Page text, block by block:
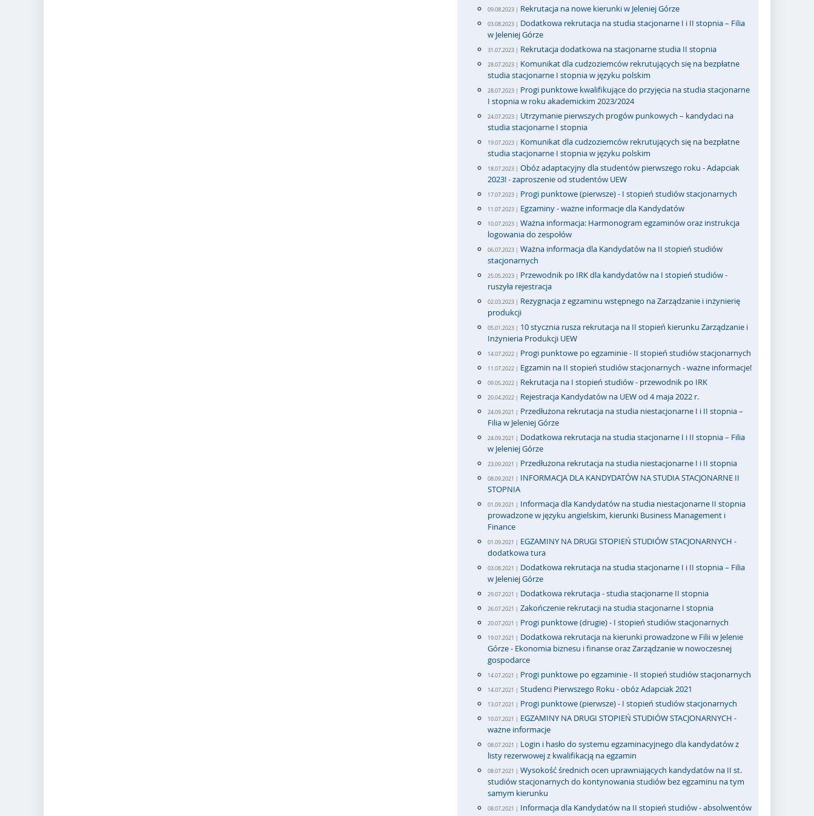
09.08.2023 | Rekrutacja na nowe kierunki w Jeleniej Górze
03.08.2023 | Dodatkowa rekrutacja na studia stacjonarne I i II stopnia – Filia
w Jeleniej Górze
31.07.2023 | Rekrutacja dodatkowa na stacjonarne studia II stopnia
28.07.2023 | Komunikat dla cudzoziemców rekrutujących się na bezpłatne
studia stacjonarne I stopnia w języku polskim
28.07.2023 | Progi punktowe kwalifikujące do przyjęcia na studia stacjonarne
I stopnia w roku akademickim 2023/2024
24.07.2023 | Utrzymanie pierwszych progów punkowych – kandydaci na
studia stacjonarne I stopnia
19.07.2023 | Komunikat dla cudzoziemców rekrutujących się na bezpłatne
studia stacjonarne I stopnia w języku polskim
18.07.2023 | Obóz adaptacyjny dla studentów pierwszego roku - Adapciak
2023! - zaproszenie od studentów UEW
17.07.2023 | Progi punktowe (pierwsze) - I stopień studiów stacjonarnych
11.07.2023 | Egzaminy - ważne informacje dla Kandydatów
10.07.2023 | Ważna informacja: Harmonogram egzaminów oraz instrukcja
logowania do zespołów
06.07.2023 | Ważna informacja dla Kandydatów na II stopień studiów
stacjonarnych
25.05.2023 | Przewodnik po IRK dla kandydatów na I stopień studiów -
ruszyła rejestracja
02.03.2023 | Rezygnacja z egzaminu wstępnego na Zarządzanie i inżynierię
produkcji
05.01.2023 | 10 stycznia rusza rekrutacja na II stopień kierunku Zarządzanie i
Inżynieria Produkcji UEW
14.07.2022 | Progi punktowe po egzaminie - II stopień studiów stacjonarnych
11.07.2022 | Egzamin na II stopień studiów stacjonarnych - ważne informacje!
09.05.2022 | Rekrutacja na I stopień studiów - przewodnik po IRK
20.04.2022 | Rejestracja Kandydatów na UEW od 4 maja 2022 r.
24.09.2021 | Przedłużona rekrutacja na studia niestacjonarne I i II stopnia –
Filia w Jeleniej Górze
24.09.2021 | Dodatkowa rekrutacja na studia stacjonarne I i II stopnia – Filia
w Jeleniej Górze
23.09.2021 | Przedłużona rekrutacja na studia niestacjonarne I i II stopnia
08.09.2021 | INFORMACJA DLA KANDYDATÓW NA STUDIA STACJONARNE II
STOPNIA
01.09.2021 | Informacja dla Kandydatów na studia niestacjonarne II stopnia
prowadzone w języku angielskim, kierunki Business Management i
Finance
01.09.2021 | EGZAMINY NA DRUGI STOPIEŃ STUDIÓW STACJONARNYCH -
dodatkowa tura
03.08.2021 | Dodatkowa rekrutacja na studia stacjonarne I i II stopnia – Filia
w Jeleniej Górze
29.07.2021 | Dodatkowa rekrutacja - studia stacjonarne II stopnia
26.07.2021 | Zakończenie rekrutacji na studia stacjonarne I stopnia
20.07.2021 | Progi punktowe (drugie) - I stopień studiów stacjonarnych
19.07.2021 | Dodatkowa rekrutacja na kierunki prowadzone w Filii w Jelenie
Górze - Ekonomia biznesu i finanse oraz Zarządzanie w nowoczesnej
gospodarce
14.07.2021 | Progi punktowe po egzaminie - II stopień studiów stacjonarnych
14.07.2021 | Studenci Pierwszego Roku - obóz Adapciak 2021
13.07.2021 | Progi punktowe (pierwsze) - I stopień studiów stacjonarnych
10.07.2021 | EGZAMINY NA DRUGI STOPIEŃ STUDIÓW STACJONARNYCH -
ważne informacje
08.07.2021 | Login i hasło do systemu egzaminacyjnego dla kandydatów z
listy rezerwowej z kwalifikacją na egzamin
08.07.2021 | Wysokość średnich ocen uprawniających kandydatów na II st.
studiów stacjonarnych do kontynowania studiów bez egzaminu na tym
samym kierunku
08.07.2021 | Informacja dla Kandydatów na II stopień studiów - absolwentów